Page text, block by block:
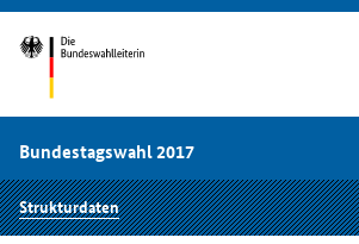
Bundestagswahl 2017
Strukturdaten